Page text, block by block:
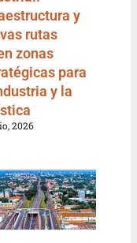
y
rutas
zonas
para
y la
2026